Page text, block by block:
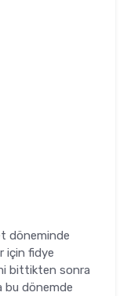
döneminde
için fidye
bittikten sonra
bu dönemde